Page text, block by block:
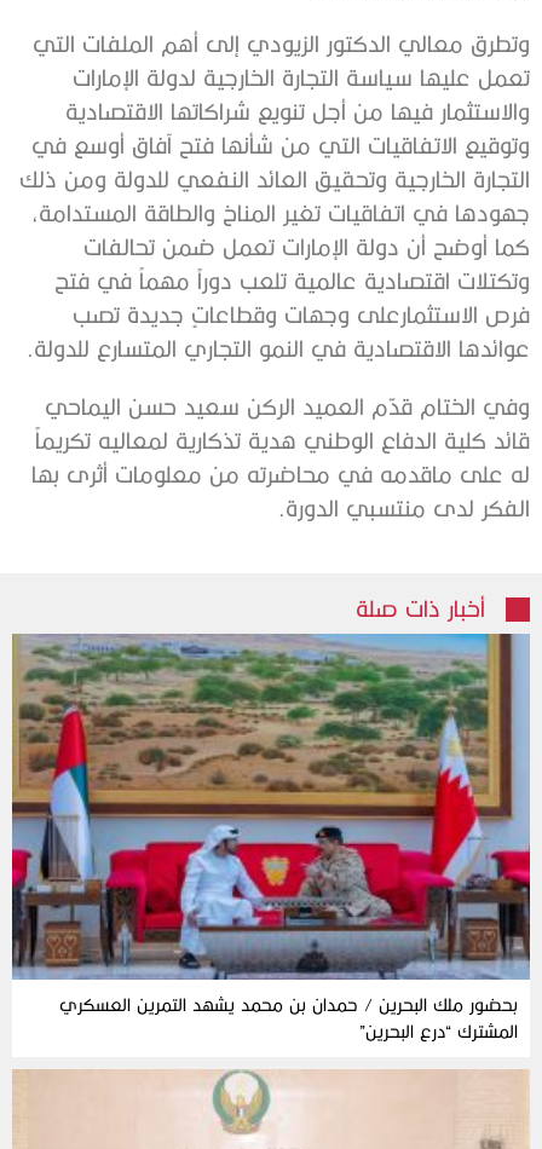
وتطرق معالي الدكتور الزيودي إلى أهم الملفات التي
تعمل عليها سياسة التجارة الخارجية لدولة الإمارات
والاستثمار فيها من أجل تنويع شراكاتها الاقتصادية
وتوقيع الاتفاقيات التي من شأنها فتح آفاق أوسع في
التجارة الخارجية وتحقيق العائد النفعي للدولة ومن ذلك
جهودها في اتفاقيات تغير المناخ والطاقة المستدامة،
كما أوضح أن دولة الإمارات تعمل ضمن تحالفات
وتكتلات اقتصادية عالمية تلعب دوراً مهماً في فتح
فرص الاستثمارعلى وجهات وقطاعاتٍ جديدة تصب
عوائدها الاقتصادية في النمو التجاري المتسارع للدولة.
وفي الختام قدّم العميد الركن سعيد حسن اليماحي
قائد كلية الدفاع الوطني هدية تذكارية لمعاليه تكريماً
له على ماقدمه في محاضرته من معلومات أثرى بها
الفكر لدى منتسبي الدورة.
أخبار ذات صلة
بحضور ملك البحرين / حمدان بن محمد يشهد التمرين العسكري
المشترك “درع البحرين”